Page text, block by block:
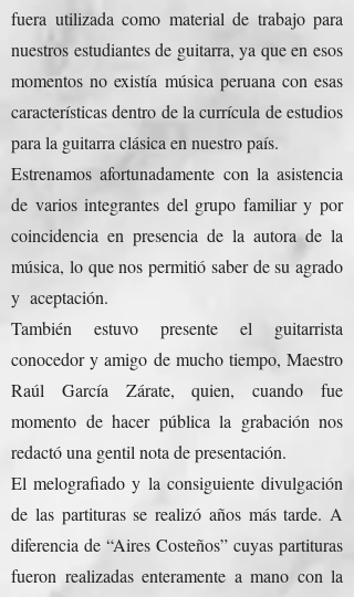
fuera utilizada como material de trabajo para
nuestros estudiantes de guitarra, ya que en esos
momentos no existía música peruana con esas
características dentro de la currícula de estudios
para la guitarra clásica en nuestro país.
Estrenamos afortunadamente con la asistencia
de varios integrantes del grupo familiar y por
coincidencia en presencia de la autora de la
música, lo que nos permitió saber de su agrado
y aceptación.
También estuvo presente el guitarrista
conocedor y amigo de mucho tiempo, Maestro
Raúl García Zárate, quien, cuando fue
momento de hacer pública la grabación nos
redactó una gentil nota de presentación.
El melografiado y la consiguiente divulgación
de las partituras se realizó años más tarde. A
diferencia de “Aires Costeños” cuyas partituras
fueron realizadas enteramente a mano con la